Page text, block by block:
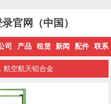
官网（中国）
司 产品 租赁 新闻 配件 联系
航空航天铝合金